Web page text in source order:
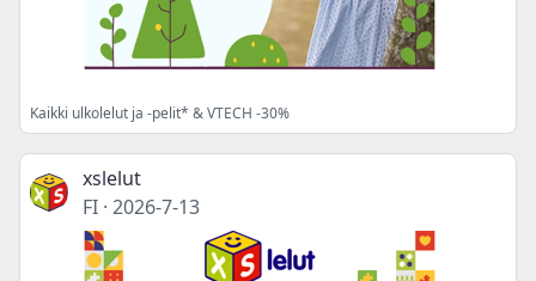
Kaikki ulkolelut ja -pelit* & VTECH -30%
xslelut
FI · 2026-7-13